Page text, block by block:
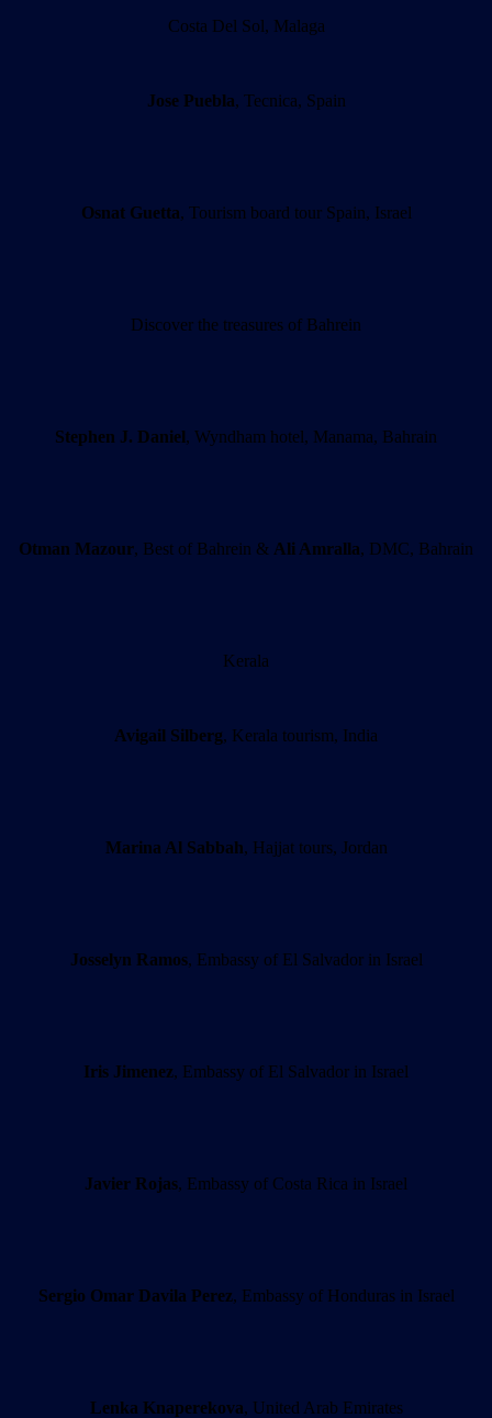
Costa Del Sol, Malaga
Jose Puebla, Tecnica, Spain
Osnat Guetta, Tourism board tour Spain, Israel
Discover the treasures of Bahrein
Stephen J. Daniel, Wyndham hotel, Manama, Bahrain
Otman Mazour, Best of Bahrein & Ali Amralla, DMC, Bahrain
Kerala
Avigail Silberg, Kerala tourism, India
Marina Al Sabbah, Hajjat tours, Jordan
Josselyn Ramos, Embassy of El Salvador in Israel
Iris Jimenez, Embassy of El Salvador in Israel
Javier Rojas, Embassy of Costa Rica in Israel
Sergio Omar Davila Perez, Embassy of Honduras in Israel
Lenka Knaperekova, United Arab Emirates